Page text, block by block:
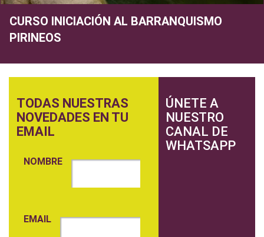
CURSO INICIACIÓN AL BARRANQUISMO
PIRINEOS
TODAS NUESTRAS
NOVEDADES EN TU
EMAIL
NOMBRE
EMAIL
ÚNETE A
NUESTRO
CANAL DE
WHATSAPP